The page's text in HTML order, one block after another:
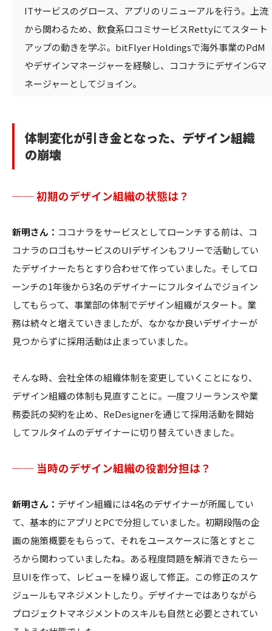
ITサービスのグロース、アプリのリニューアルを行う。上流
から関わるため、飲食系口コミサービスRettyにてスタート
アップの動きを学ぶ。bitFlyer Holdingsで海外事業のPdM
やデザインマネージャーを経験し、ココナラにデザインGマ
ネージャーとしてジョイン。
体制変化が引き金となった、デザイン組織
の崩壊
── 初期のデザイン組織の状態は？
新明さん： ココナラをサービスとしてローンチする前は、コ
コナラのロゴもサービスのUIデザインもフリーで活動してい
たデザイナーたちとすり合わせて作っていました。そしてロ
ーンチの1年後から3名のデザイナーにフルタイムでジョイン
してもらって、事業部の体制でデザイン組織がスタート。業
務は続々と増えていきましたが、なかなか良いデザイナーが
見つからずに採用活動は止まっていました。
そんな時、会社全体の組織体制を変更していくことになり、
デザイン組織の体制も見直すことに。一度フリーランスや業
務委託の契約を止め、ReDesignerを通じて採用活動を開始
してフルタイムのデザイナーに切り替えていきました。
── 当時のデザイン組織の役割分担は？
新明さん： デザイン組織には4名のデザイナーが所属してい
て、基本的にアプリとPCで分担していました。初期段階の企
画の施策概要をもらって、それをユースケースに落とすとこ
ろから関わっていましたね。ある程度問題を解消できたら一
旦UIを作って、レビューを繰り返して修正。この修正のスケ
ジュールもマネジメントしたり。デザイナーではありながら
プロジェクトマネジメントのスキルも自然と必要とされてい